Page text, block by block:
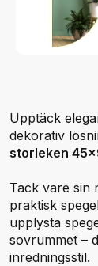
Upptäck
dekorativ
storleken
Tack vare sin
praktisk
upplysta
sovrummet –
inredningsstil.